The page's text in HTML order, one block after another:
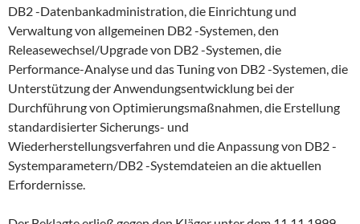
DB2 -Datenbankadministration, die Einrichtung und
Verwaltung von allgemeinen DB2 -Systemen, den
Releasewechsel/Upgrade von DB2 -Systemen, die
Performance-Analyse und das Tuning von DB2 -Systemen, die
Unterstützung der Anwendungsentwicklung bei der
Durchführung von Optimierungsmaßnahmen, die Erstellung
standardisierter Sicherungs- und
Wiederherstellungsverfahren und die Anpassung von DB2 -
Systemparametern/DB2 -Systemdateien an die aktuellen
Erfordernisse.